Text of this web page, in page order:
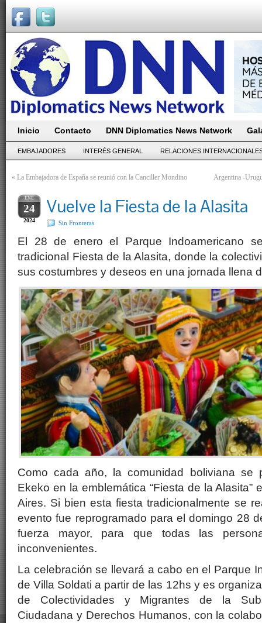
Inicio Contacto DNN Diplomatics News Network
EMBAJADORES INTERÉS GENERAL RELACIONES
« La Embajadora de España se reunió con la Canciller Mondino Argentina -
ENE
24
2024
Vuelve la Fiesta de la Alasita
Sin Fronteras
El 28 de enero el Parque Indoamericano
tradicional Fiesta de la Alasita, donde la
sus costumbres y deseos en una jornada llena
Como cada año, la comunidad boliviana se
Ekeko en la emblemática “Fiesta de la Alasita”
Aires. Si bien esta fiesta tradicionalmente se
evento fue reprogramado para el domingo 28
fuerza mayor, para que todas las
inconvenientes.
La celebración se llevará a cabo en el Parque
de Villa Soldati a partir de las 12hs y es
de Colectividades y Migrantes de la
Ciudadana y Derechos Humanos, con la